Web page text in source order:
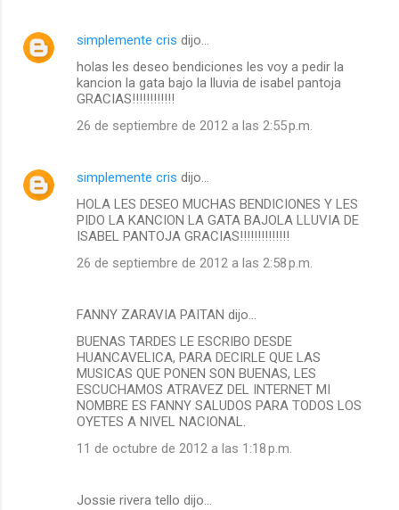
simplemente cris dijo…
holas les deseo bendiciones les voy a pedir la
kancion la gata bajo la lluvia de isabel pantoja
GRACIAS!!!!!!!!!!!!
26 de septiembre de 2012 a las 2:55 p.m.
simplemente cris dijo…
HOLA LES DESEO MUCHAS BENDICIONES Y LES
PIDO LA KANCION LA GATA BAJOLA LLUVIA DE
ISABEL PANTOJA GRACIAS!!!!!!!!!!!!!!
26 de septiembre de 2012 a las 2:58 p.m.
FANNY ZARAVIA PAITAN dijo…
BUENAS TARDES LE ESCRIBO DESDE
HUANCAVELICA, PARA DECIRLE QUE LAS
MUSICAS QUE PONEN SON BUENAS, LES
ESCUCHAMOS ATRAVEZ DEL INTERNET MI
NOMBRE ES FANNY SALUDOS PARA TODOS LOS
OYETES A NIVEL NACIONAL.
11 de octubre de 2012 a las 1:18 p.m.
Jossie rivera tello dijo…